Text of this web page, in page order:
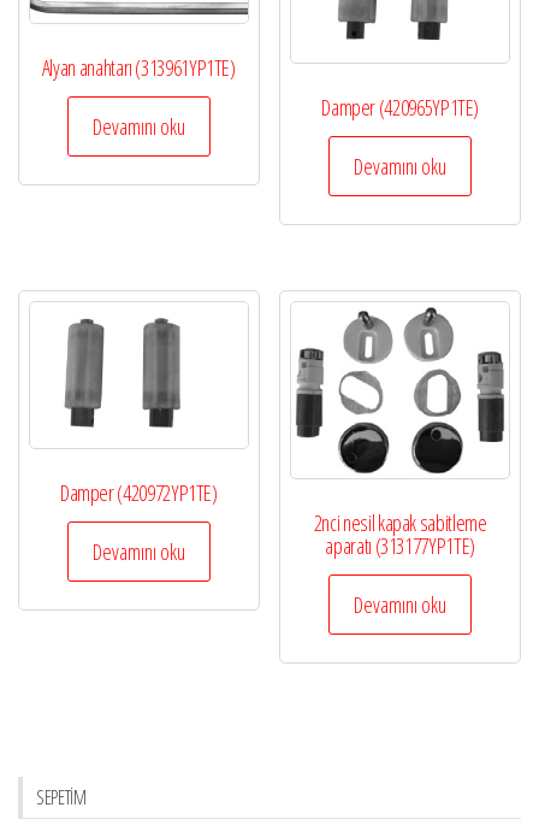
Alyan anahtarı (313961YP1TE)
Devamını oku
Damper (420965YP1TE)
Devamını oku
Damper (420972YP1TE)
Devamını oku
2nci nesil kapak sabitleme
aparatı (313177YP1TE)
Devamını oku
SEPETİM